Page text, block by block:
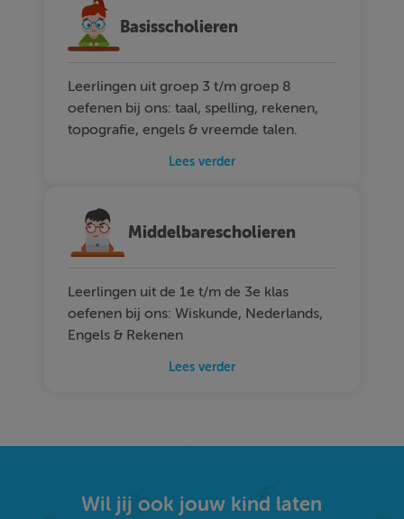
Basisscholieren
Leerlingen uit groep 3 t/m groep 8
oefenen bij ons: taal, spelling, rekenen,
topografie, engels & vreemde talen.
Lees verder
Middelbarescholieren
Leerlingen uit de 1e t/m de 3e klas
oefenen bij ons: Wiskunde, Nederlands,
Engels & Rekenen
Lees verder
Wil jij ook jouw kind laten